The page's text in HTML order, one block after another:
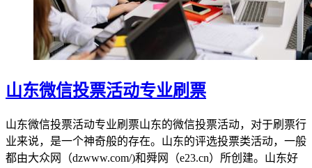
山东微信投票活动专业刷票
山东微信投票活动专业刷票山东的微信投票活动，对于刷票行
业来说，是一个神奇般的存在。山东的评选投票类活动，一般
都由大众网（dzwww.com/)和舜网（e23.cn）所创建。山东好